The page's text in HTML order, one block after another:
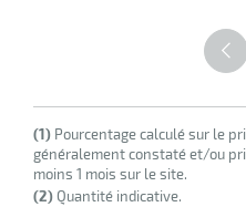
(1) Pourcentage calculé sur le
généralement constaté et/ou
moins 1 mois sur le site.
(2)Quantité indicative.